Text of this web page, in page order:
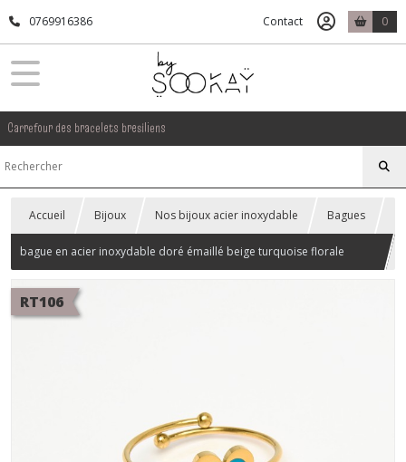
0769916386 Contact 0
Carrefour des bracelets bresiliens
Accueil Bijoux Nos bijoux acier inoxydable Bagues
bague en acier inoxydable doré émaillé beige turquoise florale
réglable
RT106